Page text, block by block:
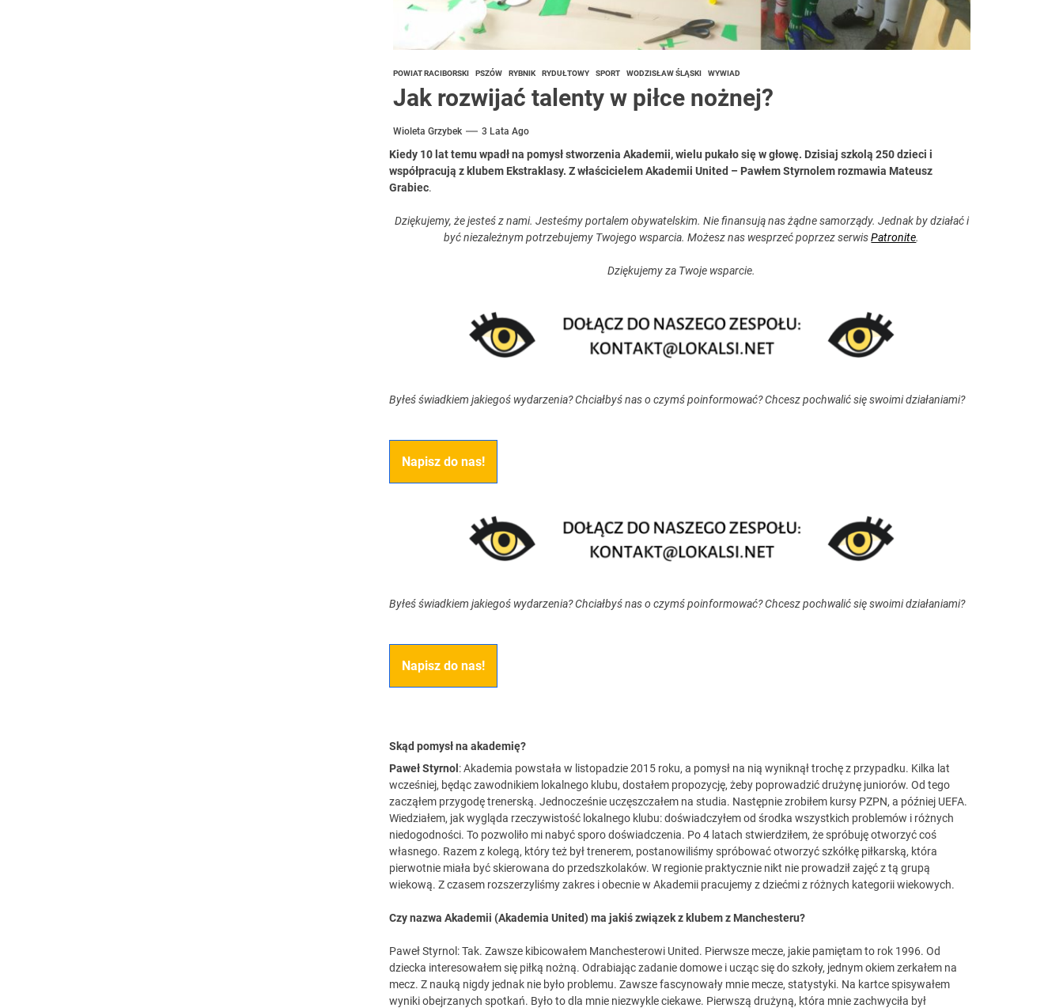
POWIAT RACIBORSKI PSZÓW RYBNIK RYDUŁTOWY SPORT WODZISŁAW ŚLĄSKI WYWIAD
Jak rozwijać talenty w piłce nożnej?
Wioleta Grzybek 3 Lata Ago
Kiedy 10 lat temu wpadł na pomysł stworzenia Akademii, wielu pukało się w głowę. Dzisiaj szkolą 250 dzieci i
współpracują z klubem Ekstraklasy. Z właścicielem Akademii United – Pawłem Styrnolem rozmawia Mateusz
Grabiec.
Dziękujemy, że jesteś z nami. Jesteśmy portalem obywatelskim. Nie finansują nas żądne samorządy. Jednak by działać i
być niezależnym potrzebujemy Twojego wsparcia. Możesz nas wesprzeć poprzez serwisPatronite.
Dziękujemy za Twoje wsparcie.
Byłeś świadkiem jakiegoś wydarzenia? Chciałbyś nas o czymś poinformować? Chcesz pochwalić się swoimi działaniami?
Napisz do nas!
Byłeś świadkiem jakiegoś wydarzenia? Chciałbyś nas o czymś poinformować? Chcesz pochwalić się swoimi działaniami?
Napisz do nas!
Skąd pomysł na akademię?
Paweł Styrnol : Akademia powstała w listopadzie 2015 roku, a pomysł na nią wyniknął trochę z przypadku. Kilka lat
wcześniej, będąc zawodnikiem lokalnego klubu, dostałem propozycję, żeby poprowadzić drużynę juniorów. Od tego
zacząłem przygodę trenerską. Jednocześnie uczęszczałem na studia. Następnie zrobiłem kursy PZPN, a później UEFA.
Wiedziałem, jak wygląda rzeczywistość lokalnego klubu: doświadczyłem od środka wszystkich problemów i różnych
niedogodności. To pozwoliło mi nabyć sporo doświadczenia. Po 4 latach stwierdziłem, że spróbuję otworzyć coś
własnego. Razem z kolegą, który też był trenerem, postanowiliśmy spróbować otworzyć szkółkę piłkarską, która
pierwotnie miała być skierowana do przedszkolaków. W regionie praktycznie nikt nie prowadził zajęć z tą grupą
wiekową. Z czasem rozszerzyliśmy zakres i obecnie w Akademii pracujemy z dziećmi z różnych kategorii wiekowych.
Czy nazwa Akademii (Akademia United) ma jakiś związek z klubem z Manchesteru?
Paweł Styrnol: Tak. Zawsze kibicowałem Manchesterowi United. Pierwsze mecze, jakie pamiętam to rok 1996. Od
dziecka interesowałem się piłką nożną. Odrabiając zadanie domowe i ucząc się do szkoły, jednym okiem zerkałem na
mecz. Z nauką nigdy jednak nie było problemu. Zawsze fascynowały mnie mecze, statystyki. Na kartce spisywałem
wyniki obejrzanych spotkań. Było to dla mnie niezwykle ciekawe. Pierwszą drużyną, która mnie zachwyciła był